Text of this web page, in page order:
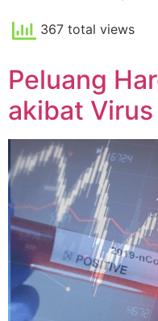
367 total views
Peluang
akibat